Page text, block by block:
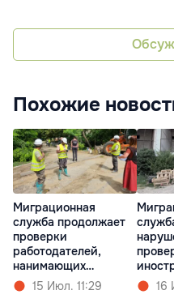
Похожие
Миграционная
служба продолжает
проверки
работодателей,
нанимающих
иностранцев
15 Июл. 11:29 16